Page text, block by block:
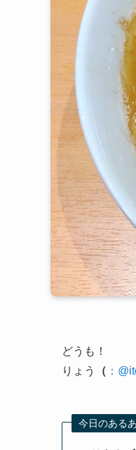
どうも！
りょう
（ ：
今日のある